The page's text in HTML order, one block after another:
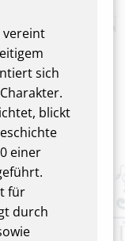
vereint
sich
blickt
einer
für
durch